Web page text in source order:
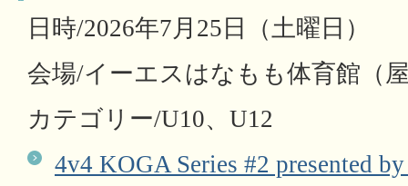
日時/2026年7月25日（土曜日）
会場/イーエスはなもも体育館（
カテゴリー/U10、U12
4v4 KOGA Series #2 presented